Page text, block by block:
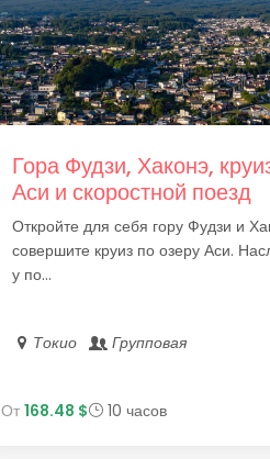
Гора Фудзи, Хаконэ,
Аси и скоростной поезд
Откройте для себя гору Фудзи и
совершите круиз по озеру Аси.
у по...
Токио Групповая
От 168.48 $ 10 часов